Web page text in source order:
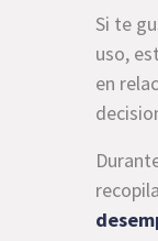
Si te
uso,
en